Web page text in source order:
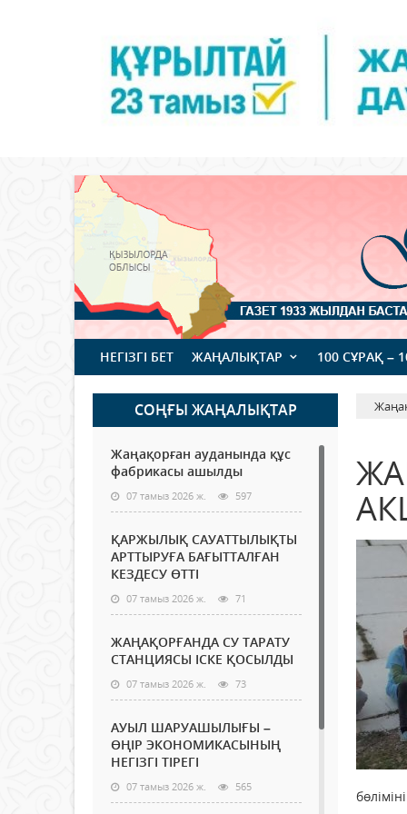
НЕГІЗГІ БЕТ ЖАҢАЛЫҚТАР 100 СҰРАҚ –
СОҢҒЫ ЖАҢАЛЫҚТАР
Жаңақорған ауданында құс
фабрикасы ашылды
07 тамыз 2026 ж. 597
ҚАРЖЫЛЫҚ САУАТТЫЛЫҚТЫ
АРТТЫРУҒА БАҒЫТТАЛҒАН
КЕЗДЕСУ ӨТТІ
07 тамыз 2026 ж. 71
ЖАҢАҚОРҒАНДА СУ ТАРАТУ
СТАНЦИЯСЫ ІСКЕ ҚОСЫЛДЫ
07 тамыз 2026 ж. 73
АУЫЛ ШАРУАШЫЛЫҒЫ –
ӨҢІР ЭКОНОМИКАСЫНЫҢ
НЕГІЗГІ ТІРЕГІ
07 тамыз 2026 ж. 565